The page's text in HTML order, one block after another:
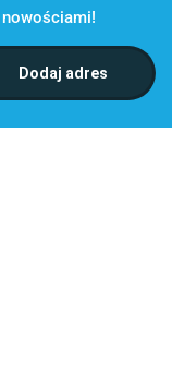
nowościami!